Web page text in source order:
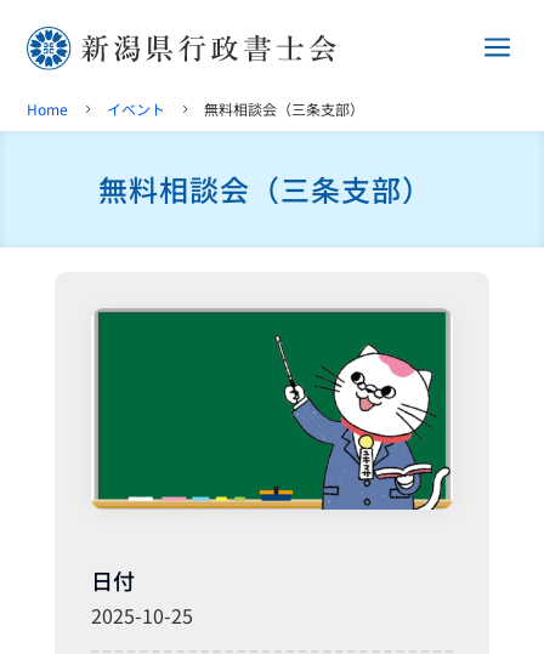
a
Home 5 イベント 5 無料相談会（三条支部）
無料相談会（三条支部）
日付
2025-10-25